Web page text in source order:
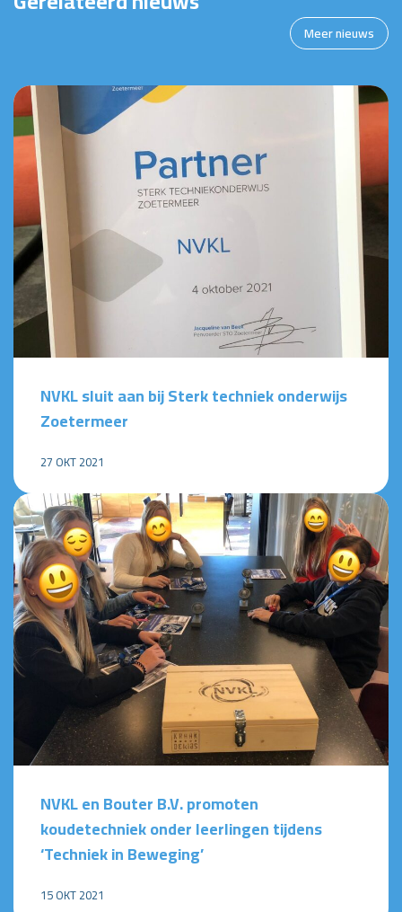
Meer nieuws
NVKL sluit aan bij Sterk techniek onderwijs
Zoetermeer
27 OKT 2021
NVKL en Bouter B.V. promoten
koudetechniek onder leerlingen tijdens
‘Techniek in Beweging’
15 OKT 2021